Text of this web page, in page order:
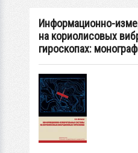
Информационно-
на кориолисовых
гироскопах: